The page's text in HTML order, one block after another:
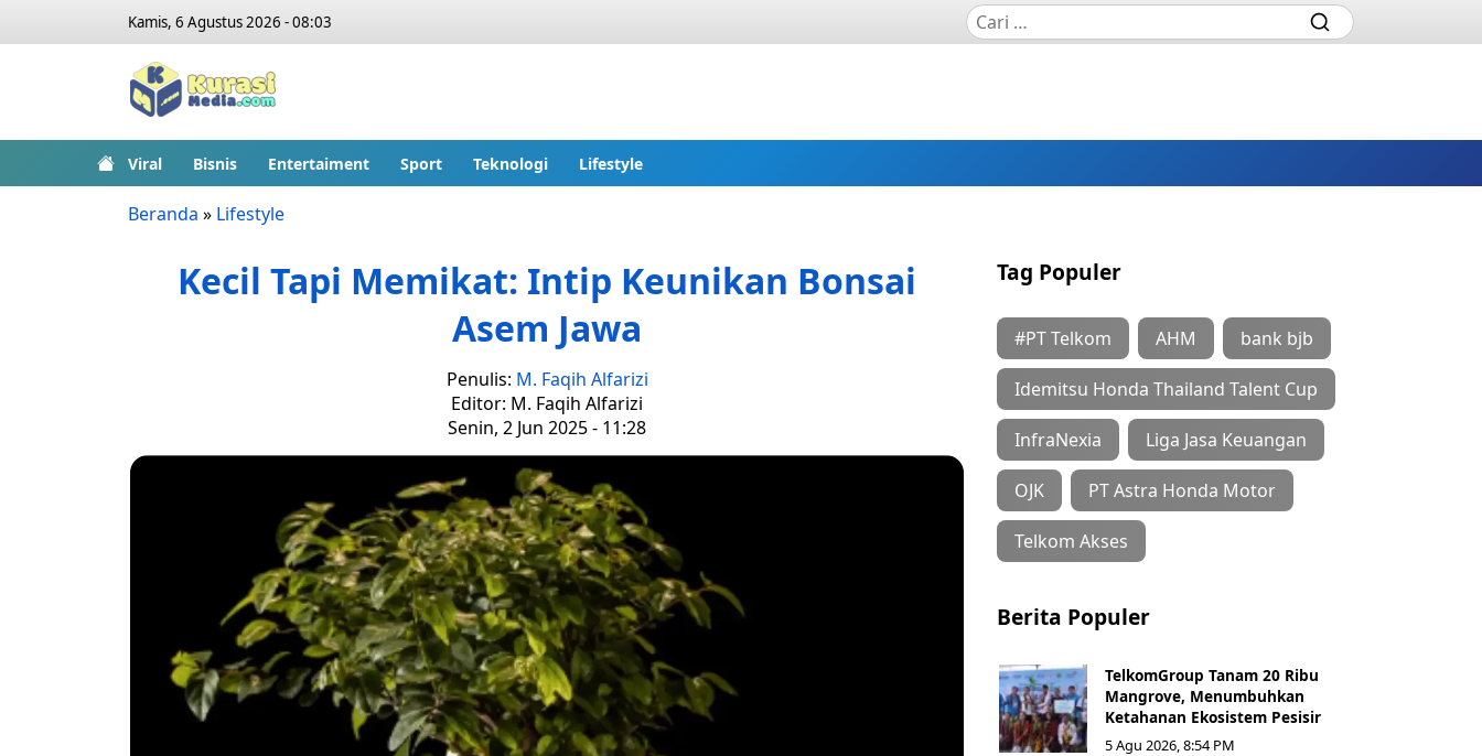
Kamis, 6 Agustus 2026 - 08:03
Viral Bisnis Entertaiment Sport Teknologi Lifestyle
Beranda » Lifestyle
Kecil Tapi Memikat: Intip Keunikan Bonsai
Asem Jawa
Penulis: M. Faqih Alfarizi
Editor: M. Faqih Alfarizi
Senin, 2 Jun 2025 - 11:28
Tag Populer
#PT Telkom AHM bank bjb
Idemitsu Honda Thailand Talent Cup
InfraNexia Liga Jasa Keuangan
OJK PT Astra Honda Motor
Telkom Akses
Berita Populer
TelkomGroup Tanam 20 Ribu
Mangrove, Menumbuhkan
Ketahanan Ekosistem Pesisir
5 Agu 2026, 8:54 PM